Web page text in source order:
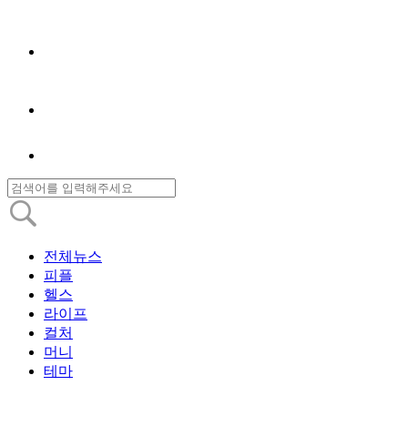
전체뉴스
피플
헬스
라이프
컬처
머니
테마